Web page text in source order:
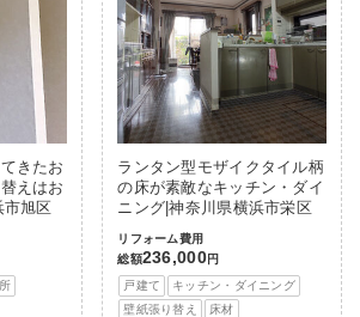
きたお
えはお
市旭区
ランタン型モザイクタイル柄
の床が素敵なキッチン・ダイ
ニング|神奈川県横浜市栄区
リフォーム費用
総額236,000円
戸建て
キッチン・ダイニング
壁紙張り替え
床材